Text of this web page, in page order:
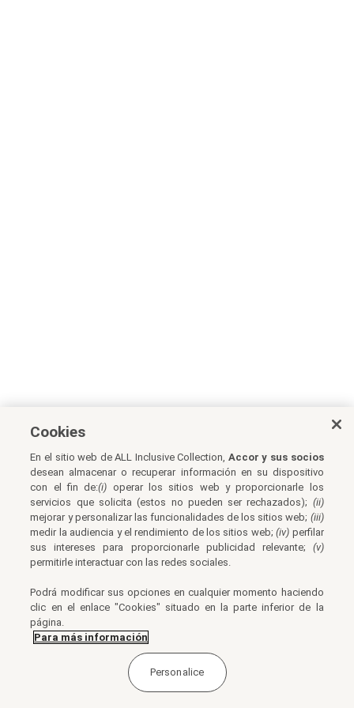
Cookies
En el sitio web de ALL Inclusive Collection, Accor y sus socios
desean almacenar o recuperar información en su dispositivo
con el fin de:(i) operar los sitios web y proporcionarle los
servicios que solicita (estos no pueden ser rechazados); (ii)
mejorar y personalizar las funcionalidades de los sitios web; (iii)
medir la audiencia y el rendimiento de los sitios web;(iv) perfilar
sus intereses para proporcionarle publicidad relevante; (v)
permitirle interactuar con las redes sociales.
Podrá modificar sus opciones en cualquier momento haciendo
clic en el enlace "Cookies" situado en la parte inferior de la
página.
Para más información
Personalice